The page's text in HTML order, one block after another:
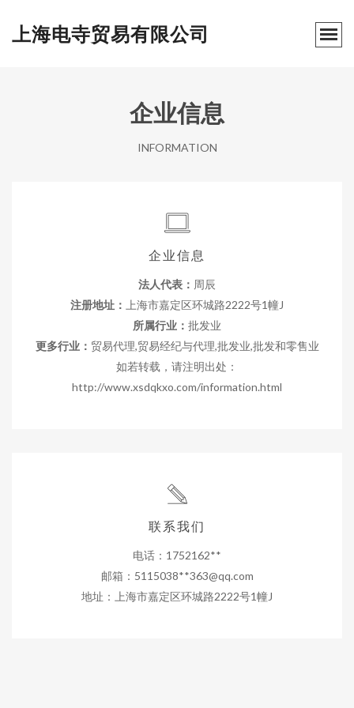
上海电寺贸易有限公司
企业信息
INFORMATION
企业信息
法人代表： 周辰
注册地址：
上海市嘉定区环城路2222号1幢J
所属行业： 批发业
更多行业： 贸易代理,贸易经纪与代理,批发业,批发和零售业
如若转载，请注明出处：
http://www.xsdqkxo.com/information.html
联系我们
电话：1752162**
邮箱：5115038**363@qq.com
地址：上海市嘉定区环城路2222号1幢J